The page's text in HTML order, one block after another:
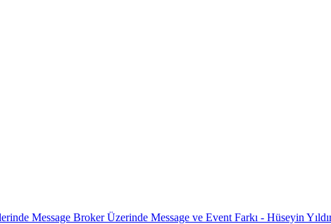
Message Broker Üzerinde Message ve Event Farkı - Hüseyin